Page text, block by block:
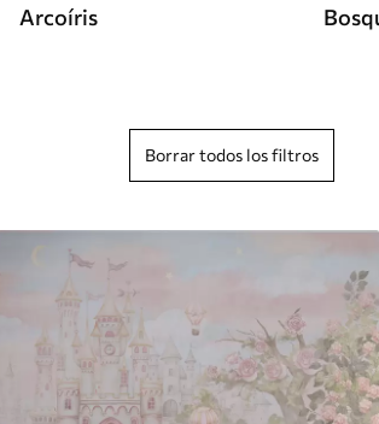
Arcoíris
Borrar todos los filtros